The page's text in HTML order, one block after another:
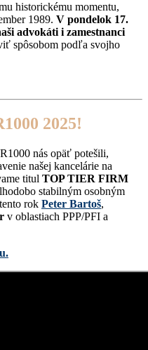
historickému momentu,
1989. V pondelok 17.
advokáti i zamestnanci
spôsobom podľa svojho
2025!
nás opäť potešili,
našej kancelárie na
titul TOP TIER FIRM
stabilným osobným
rok Peter Bartoš,
v oblastiach PPP/PFI a